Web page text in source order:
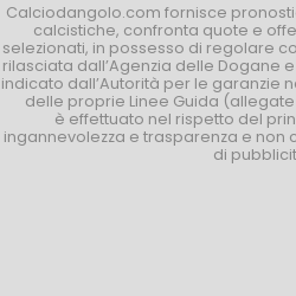
Calciodangolo.com fornisce
calcistiche, confronta quote e
selezionati, in possesso di regolare
rilasciata dall’Agenzia delle Dogane
indicato dall’Autorità per le garanzie
delle proprie Linee Guida (allegate
è effettuato nel rispetto del
ingannevolezza e trasparenza e non
di